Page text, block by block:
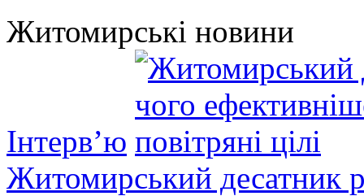
Житомирські новини
Інтерв’ю
Житомирський десатник